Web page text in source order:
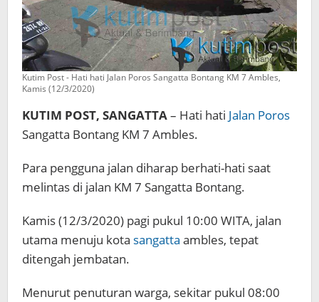
Kutim Post - Hati hati Jalan Poros Sangatta Bontang KM 7 Ambles,
Kamis (12/3/2020)
KUTIM POST, SANGATTA– Hati hati Jalan Poros
Sangatta Bontang KM 7 Ambles.
Para pengguna jalan diharap berhati-hati saat
melintas di jalan KM 7 Sangatta Bontang.
Kamis (12/3/2020) pagi pukul 10:00 WITA, jalan
utama menuju kota sangatta ambles, tepat
ditengah jembatan.
Menurut penuturan warga, sekitar pukul 08:00